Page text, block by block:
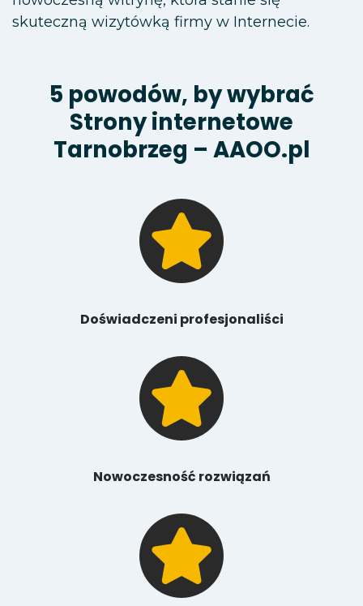
skuteczną wizytówką firmy w Internecie.
5 powodów, by wybrać
Strony internetowe
Tarnobrzeg – AAOO.pl
Doświadczeni profesjonaliści
Nowoczesność rozwiązań